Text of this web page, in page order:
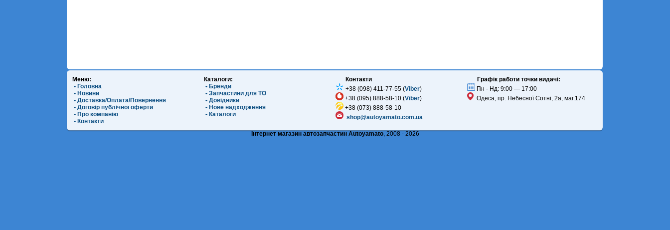
Меню:
• Головна
• Новини
• Доставка/Оплата/Повернення
• Договір публічної оферти
• Про компанію
• Контакти
Каталоги:
• Бренди
• Запчастини для ТО
• Довідники
• Нове надходження
• Каталоги
Контакти
+38 (098) 411-77-55 (Viber)
+38 (095) 888-58-10 (Viber)
+38 (073) 888-58-10
shop@autoyamato.com.ua
Графік работи точки видачі:
Пн - Нд: 9:00 — 17:00
Одеса, пр. Небесної Сотні, 2а, маг.174
Інтернет магазин автозапчастин Autoyamato, 2008 - 2026